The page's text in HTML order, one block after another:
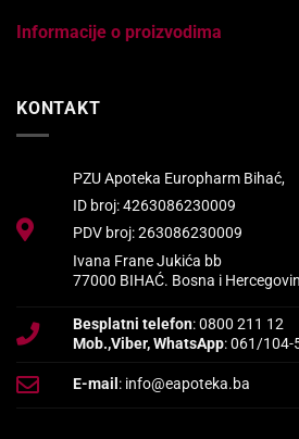
Informacije o proizvodima
KONTAKT
PZU Apoteka Europharm Bihać,
ID broj: 4263086230009
PDV broj: 263086230009
Ivana Frane Jukića bb
77000 BIHAĆ. Bosna i
Besplatni telefon: 0800 211 12
Mob.,Viber, WhatsApp: 061/104-
E-mail : info@eapoteka.ba